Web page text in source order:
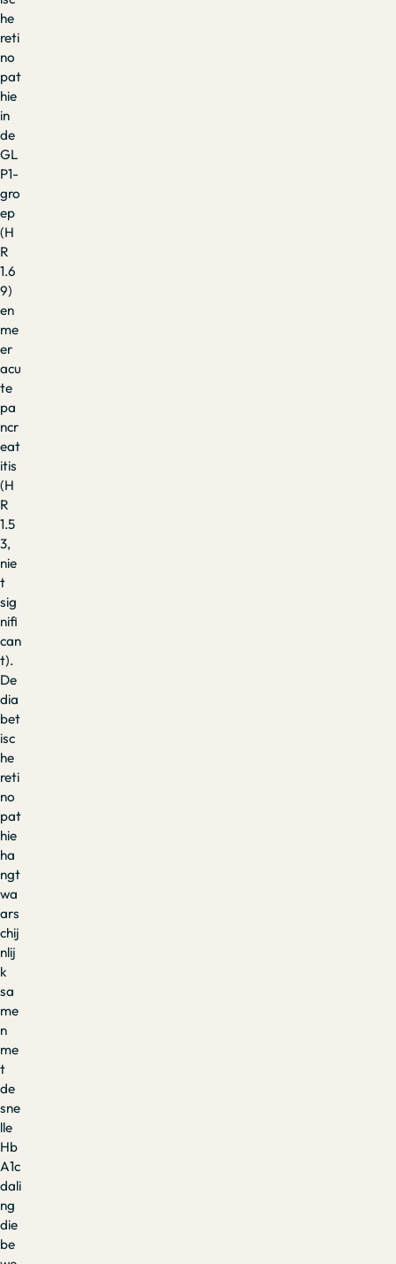
he
reti
no
pat
hie
in
de
GL
P1-
gro
ep
(H
R
1.6
9)
en
me
er
acu
te
pa
ncr
eat
itis
(H
R
1.5
3,
nie
t
sig
nifi
can
t).
De
dia
bet
isc
he
reti
no
pat
hie
ha
ngt
wa
ars
chij
nlij
k
sa
me
n
me
t
de
sne
lle
Hb
A1c
dali
ng
die
be